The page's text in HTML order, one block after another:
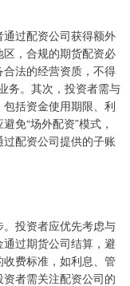
过配资公司获得额外
，合规的期货配资必
法的经营资质，不得
务。其次，投资者需与
括资金使用期限、利
免“场外配资”模式，
配资公司提供的子账
投资者应优先考虑与
过期货公司结算，避
费标准，如利息、管
者需关注配资公司的